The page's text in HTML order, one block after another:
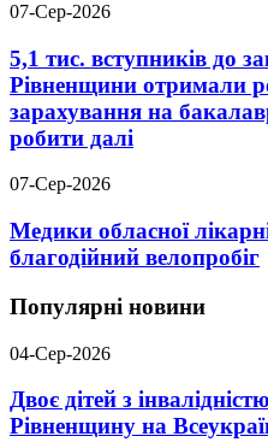
07-Сер-2026
5,1 тис. вступників до
Рівненщини отримали
зарахування на
робити далі
07-Сер-2026
Медики обласної
благодійний велопробіг
Популярні новини
04-Сер-2026
Двоє дітей з
Рівненщину на